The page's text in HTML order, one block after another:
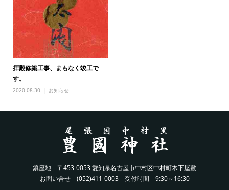
拝殿修築工事、まもなく竣工で
す。
2020.08.30
お知らせ
鎮座地 〒453-0053 愛知県名古屋市中村区中村町木下屋敷
お問い合せ (052)411-0003 受付時間 9:30～16:30